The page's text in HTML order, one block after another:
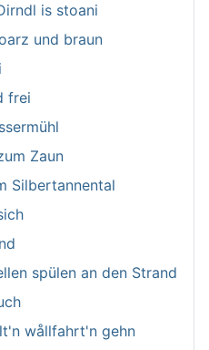
is stoani
und braun
frei
Zaun
Silbertannental
spülen an den Strand
wållfahrt'n gehn